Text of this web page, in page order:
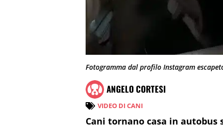
Fotogramma dal profilo Instagram
ANGELO CORTESI
VIDEO DI CANI
Cani tornano casa in